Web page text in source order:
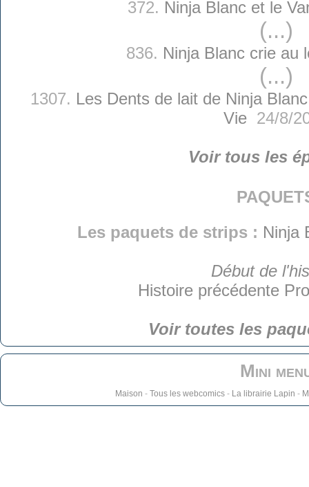
372. Ninja Blanc et le
(...)
836. Ninja Blanc crie au
(...)
1307. Les Dents de lait de Ninja
Vie24/8/
Voir tous les
Les paquets de strips : Ninja
Début de
Histoire précédente
Voir toutes les
Mini
Maison - Tous les webcomics- La librairie Lapin -